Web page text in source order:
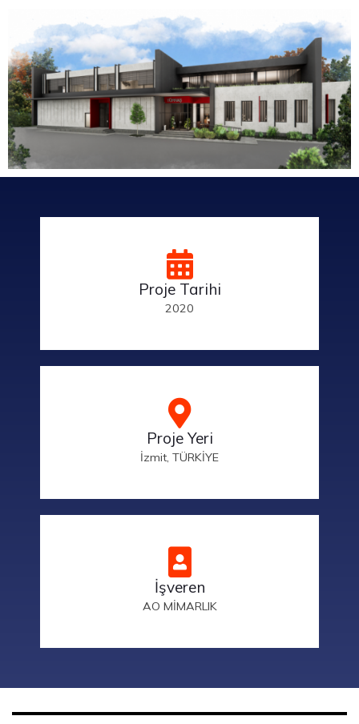
Proje Tarihi
2020
Proje Yeri
İzmit, TÜRKİYE
İşveren
AO MİMARLIK